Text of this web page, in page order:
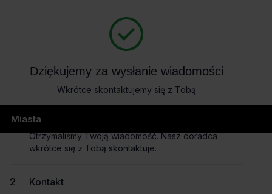
404
page not found
Miasta
Dziękujemy za wysłanie wiadomości
Wkrótce skontaktujemy się z Tobą
Wysłanie wiadomości
Otrzymaliśmy Twoją wiadomość. Nasz doradca
wkrótce się z Tobą skontaktuje.
Kontakt